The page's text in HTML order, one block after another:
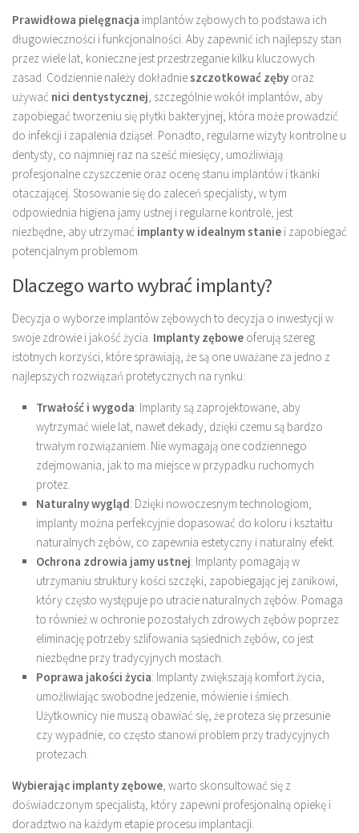
Prawidłowa pielęgnacja implantów zębowych to podstawa ich
długowieczności i funkcjonalności. Aby zapewnić ich najlepszy stan
przez wiele lat, konieczne jest przestrzeganie kilku kluczowych
zasad. Codziennie należy dokładnieszczotkować zęby oraz
używać nici dentystycznej , szczególnie wokół implantów, aby
zapobiegać tworzeniu się płytki bakteryjnej, która może prowadzić
do infekcji i zapalenia dziąseł. Ponadto, regularne wizyty kontrolne u
dentysty, co najmniej raz na sześć miesięcy, umożliwiają
profesjonalne czyszczenie oraz ocenę stanu implantów i tkanki
otaczającej. Stosowanie się do zaleceń specjalisty, w tym
odpowiednia higiena jamy ustnej i regularne kontrole, jest
niezbędne, aby utrzymać implanty w idealnym stanie i zapobiegać
potencjalnym problemom.
Dlaczego warto wybrać implanty?
Decyzja o wyborze implantów zębowych to decyzja o inwestycji w
swoje zdrowie i jakość życia. Implanty zębowe oferują szereg
istotnych korzyści, które sprawiają, że są one uważane za jedno z
najlepszych rozwiązań protetycznych na rynku:
Trwałość i wygoda: Implanty są zaprojektowane, aby
wytrzymać wiele lat, nawet dekady, dzięki czemu są bardzo
trwałym rozwiązaniem. Nie wymagają one codziennego
zdejmowania, jak to ma miejsce w przypadku ruchomych
protez.
Naturalny wygląd: Dzięki nowoczesnym technologiom,
implanty można perfekcyjnie dopasować do koloru i kształtu
naturalnych zębów, co zapewnia estetyczny i naturalny efekt.
Ochrona zdrowia jamy ustnej: Implanty pomagają w
utrzymaniu struktury kości szczęki, zapobiegając jej zanikowi,
który często występuje po utracie naturalnych zębów. Pomaga
to również w ochronie pozostałych zdrowych zębów poprzez
eliminację potrzeby szlifowania sąsiednich zębów, co jest
niezbędne przy tradycyjnych mostach.
Poprawa jakości życia: Implanty zwiększają komfort życia,
umożliwiając swobodne jedzenie, mówienie i śmiech.
Użytkownicy nie muszą obawiać się, że proteza się przesunie
czy wypadnie, co często stanowi problem przy tradycyjnych
protezach.
Wybierając implanty zębowe , warto skonsultować się z
doświadczonym specjalistą, który zapewni profesjonalną opiekę i
doradztwo na każdym etapie procesu implantacji.